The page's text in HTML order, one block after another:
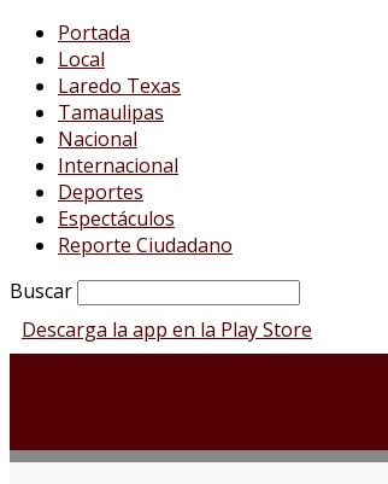
Portada
Local
Laredo Texas
Tamaulipas
Nacional
Internacional
Deportes
Espectáculos
Reporte Ciudadano
Buscar
Descarga la app en la Play Store